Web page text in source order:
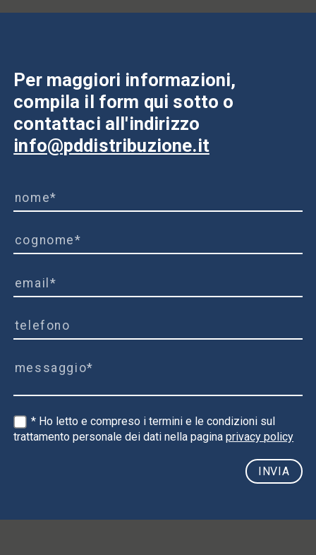
Per maggiori informazioni,
compila il form qui sotto o
contattaci all'indirizzo
info@pddistribuzione.it
* Ho letto e compreso i termini e le condizioni sul
trattamento personale dei dati nella paginaprivacy policy